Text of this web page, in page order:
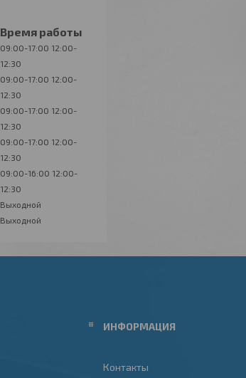
Время работы
09:00-17:00 12:00-
12:30
09:00-17:00 12:00-
12:30
09:00-17:00 12:00-
12:30
09:00-17:00 12:00-
12:30
09:00-16:00 12:00-
12:30
Выходной
Выходной
ИНФОРМАЦИЯ
Контакты